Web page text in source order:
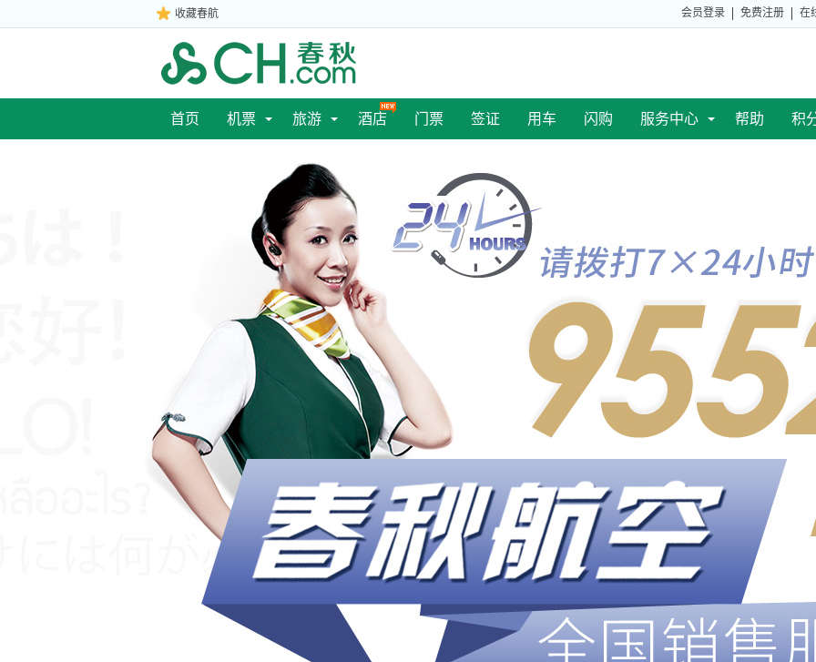
收藏春航 会员登录 免费注册 在
首页 机票 旅游 酒店 门票 签证 用车 闪购 服务中心 帮助 积